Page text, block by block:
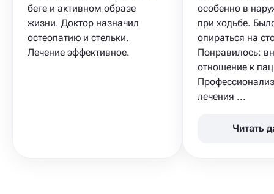
беге и активном образе
жизни. Доктор назначил
остеопатию и стельки.
Лечение эффективное.
особенно в
при ходьбе.
опираться на
Понравилось:
отношение к
лечения ...
Читать